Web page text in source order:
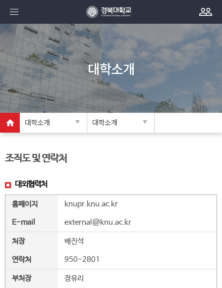
대학소개
대학소개 대학소개
조직도 및 연락처
대외협력처
홈페이지 knupr.knu.ac.kr
E-mail external@knu.ac.kr
처장 배진석
연락처 950-2801
부처장 장유리